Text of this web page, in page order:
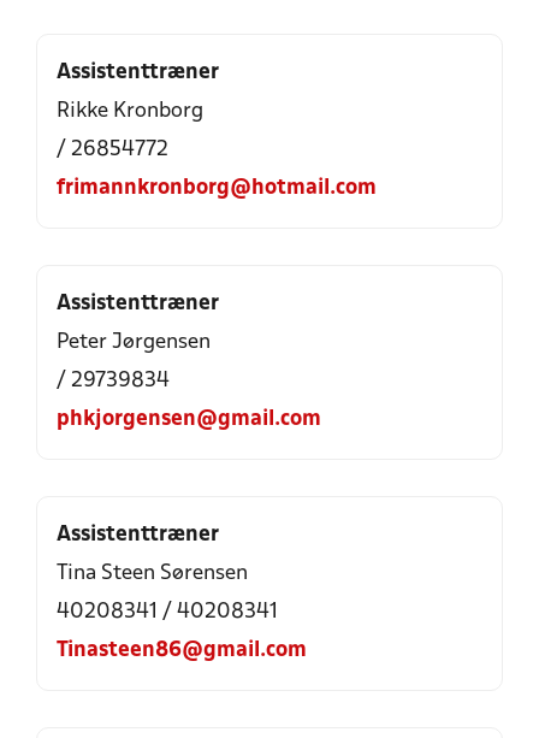
Assistenttræner
Rikke Kronborg
/ 26854772
frimannkronborg@hotmail.com
Assistenttræner
Peter Jørgensen
/ 29739834
phkjorgensen@gmail.com
Assistenttræner
Tina Steen Sørensen
40208341 / 40208341
Tinasteen86@gmail.com